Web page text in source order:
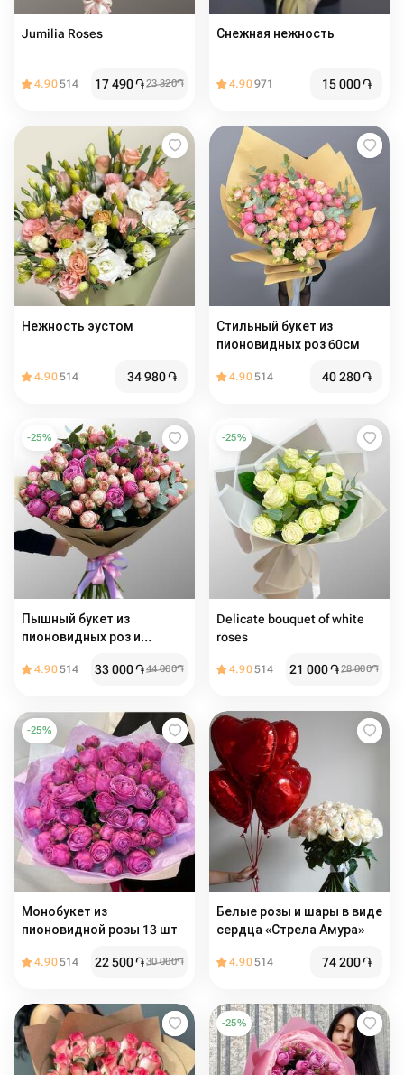
Jumilia Roses
4.90514 17 490֏23 320֏
Снежная нежность
4.90971 15 000֏
Нежность эустом
4.90514 34 980֏
Стильный букет из
пионовидных роз 60см
4.90514 40 280֏
-25%
Пышный букет из
пионовидных роз и
4.90514 33 000֏44 000֏
-25%
Delicate bouquet of white
roses
4.90514 21 000֏28 000֏
-25%
Монобукет из
пионовидной розы 13 шт
4.90514 22 500֏30 000֏
Белые розы и шары в виде
сердца «Стрела Амура»
4.90514 74 200֏
-25%